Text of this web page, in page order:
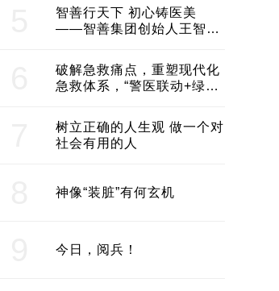
智善行天下 初心铸医美
——智善集团创始人王智带
建医美产业良性生态圈
破解急救痛点，重塑现代化
急救体系，“警医联动+绿波
树立正确的人生观 做一个对
社会有用的人
神像“装脏”有何玄机
今日，阅兵！